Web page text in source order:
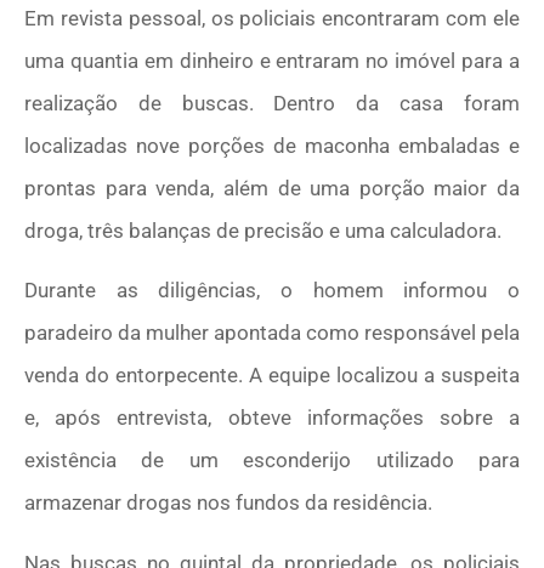
Em revista pessoal, os policiais encontraram com ele
uma quantia em dinheiro e entraram no imóvel para a
realização de buscas. Dentro da casa foram
localizadas nove porções de maconha embaladas e
prontas para venda, além de uma porção maior da
droga, três balanças de precisão e uma calculadora.
Durante as diligências, o homem informou o
paradeiro da mulher apontada como responsável pela
venda do entorpecente. A equipe localizou a suspeita
e, após entrevista, obteve informações sobre a
existência de um esconderijo utilizado para
armazenar drogas nos fundos da residência.
Nas buscas no quintal da propriedade, os policiais